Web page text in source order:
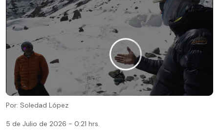
Por: Soledad López
5 de Julio de 2026 - 0:21 hrs.